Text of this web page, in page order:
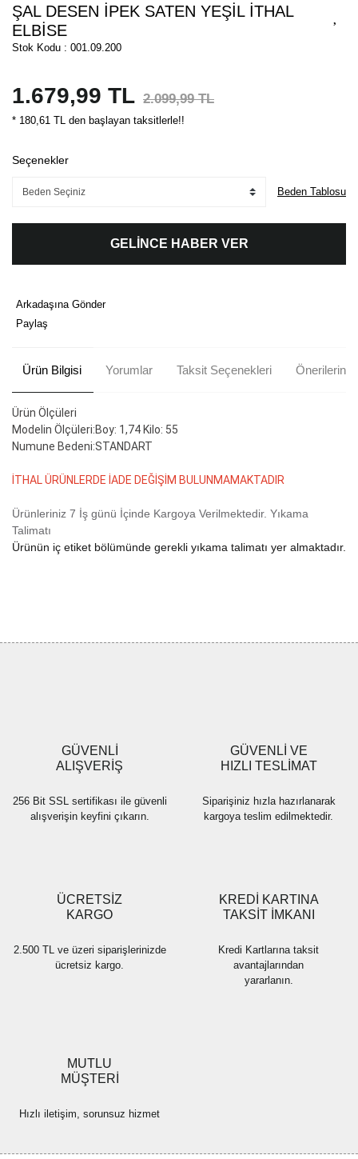
ŞAL DESEN İPEK SATEN YEŞİL İTHAL
ELBİSE
Stok Kodu : 001.09.200
1.679,99 TL 2.099,99 TL
* 180,61 TL den başlayan taksitlerle!!
Seçenekler
Beden Tablosu
GELİNCE HABER VER
Arkadaşına Gönder
Paylaş
Ürün Bilgisi Yorumlar Taksit Seçenekleri Önerileriniz
Ürün Ölçüleri
Modelin Ölçüleri:Boy: 1,74 Kilo: 55
Numune Bedeni:STANDART
İTHAL ÜRÜNLERDE İADE DEĞİŞİM BULUNMAMAKTADIR
Ürünleriniz 7 İş günü İçinde Kargoya Verilmektedir. Yıkama
Talimatı
Ürünün iç etiket bölümünde gerekli yıkama talimatı yer almaktadır.
Ürün fiyatı diğer sitelerden daha pahalı.
Bu ürüne benzer farklı alternatifler olmalı.
GÜVENLİ
ALIŞVERİŞ
256 Bit SSL sertifikası ile güvenli
alışverişin keyfini çıkarın.
GÜVENLİ VE
HIZLI TESLİMAT
Siparişiniz hızla hazırlanarak
kargoya teslim edilmektedir.
ÜCRETSİZ
KARGO
2.500 TL ve üzeri siparişlerinizde
ücretsiz kargo.
KREDİ KARTINA
TAKSİT İMKANI
Kredi Kartlarına taksit
avantajlarından
yararlanın.
MUTLU
MÜŞTERİ
Hızlı iletişim, sorunsuz hizmet